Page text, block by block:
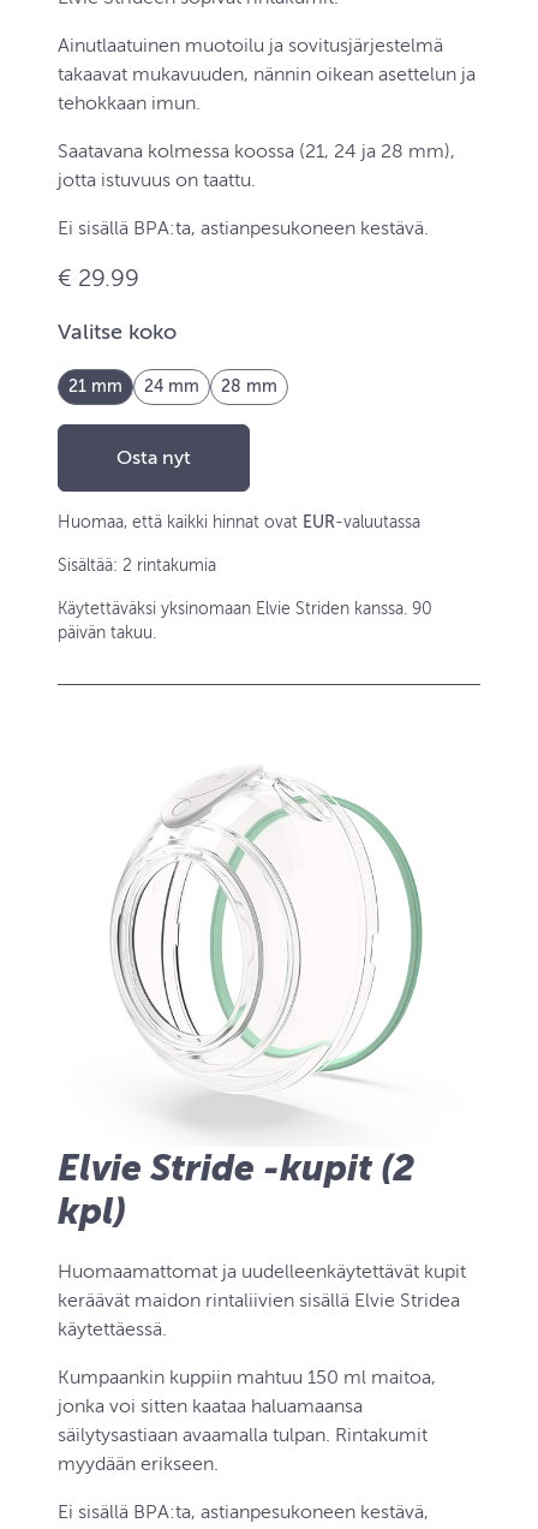
Ainutlaatuinen muotoilu ja sovitusjärjestelmä
takaavat mukavuuden, nännin oikean asettelun ja
tehokkaan imun.
Saatavana kolmessa koossa (21, 24 ja 28 mm),
jotta istuvuus on taattu.
Ei sisällä BPA:ta, astianpesukoneen kestävä.
€ 29.99
Valitse koko
21 mm 24 mm 28 mm
Osta nyt
Huomaa, että kaikki hinnat ovat EUR-valuutassa
Sisältää: 2 rintakumia
Käytettäväksi yksinomaan Elvie Striden kanssa. 90
päivän takuu.
Elvie Stride -kupit (2
kpl)
Huomaamattomat ja uudelleenkäytettävät kupit
keräävät maidon rintaliivien sisällä Elvie Stridea
käytettäessä.
Kumpaankin kuppiin mahtuu 150 ml maitoa,
jonka voi sitten kaataa haluamaansa
säilytysastiaan avaamalla tulpan. Rintakumit
myydään erikseen.
Ei sisällä BPA:ta, astianpesukoneen kestävä,